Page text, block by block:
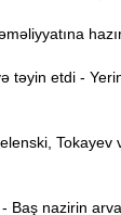
təyin etdi -
Tokayev
nazirin